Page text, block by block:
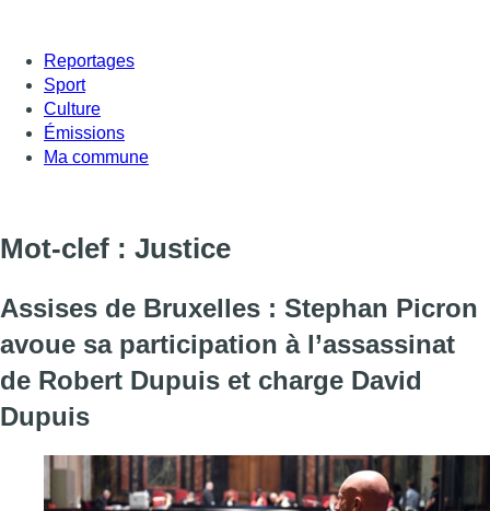
Reportages
Sport
Culture
Émissions
Ma commune
Mot-clef : Justice
Assises de Bruxelles : Stephan Picron
avoue sa participation à l’assassinat
de Robert Dupuis et charge David
Dupuis